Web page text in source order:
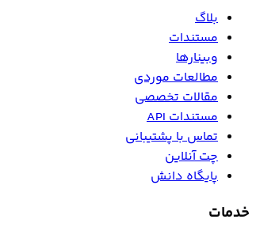
بلاگ
مستندات
وبینارها
مطالعات موردی
مقالات تخصصی
مستندات API
تماس با پشتیبانی
چت آنلاین
پایگاه دانش
خدمات